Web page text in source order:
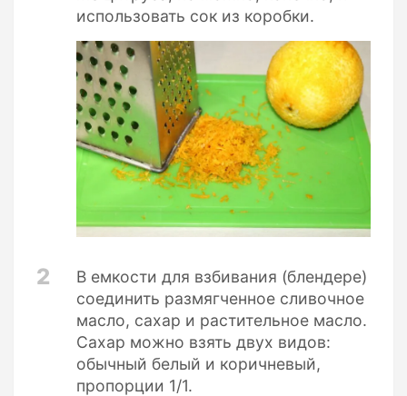
использовать сок из коробки.
2
В емкости для взбивания (блендере)
соединить размягченное сливочное
масло, сахар и растительное масло.
Сахар можно взять двух видов:
обычный белый и коричневый,
пропорции 1/1.